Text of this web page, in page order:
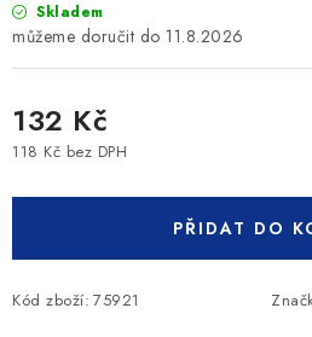
Skladem
11.8.2026
132 Kč
118 Kč bez DPH
PŘIDAT DO
Kód zboží: 75921